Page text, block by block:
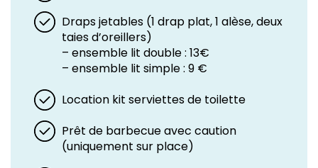
Draps jetables (1 drap plat, 1 alèse, deux
taies d’oreillers)
– ensemble lit double : 13€
– ensemble lit simple : 9 €
Location kit serviettes de toilette
Prêt de barbecue avec caution
(uniquement sur place)